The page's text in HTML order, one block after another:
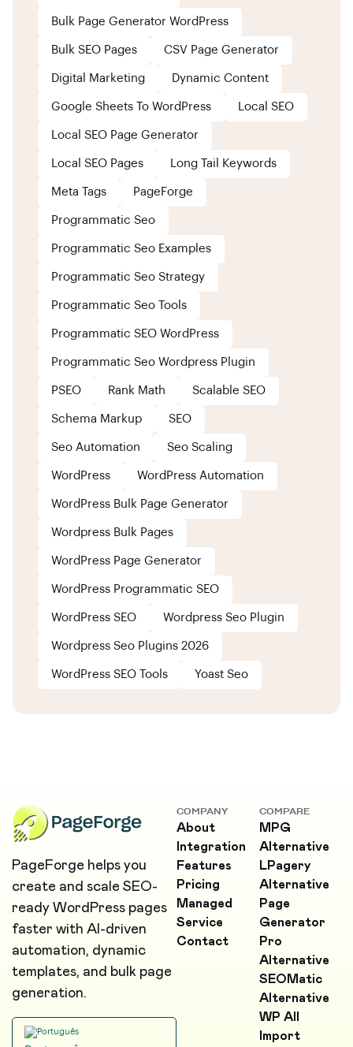
Bulk Page Generator WordPress
Bulk SEO Pages CSV Page Generator
Digital Marketing Dynamic Content
Google Sheets To WordPress Local SEO
Local SEO Page Generator
Local SEO Pages Long Tail Keywords
Meta Tags PageForge
Programmatic Seo
Programmatic Seo Examples
Programmatic Seo Strategy
Programmatic Seo Tools
Programmatic SEO WordPress
Programmatic Seo Wordpress Plugin
PSEO Rank Math Scalable SEO
Schema Markup SEO
Seo Automation Seo Scaling
WordPress WordPress Automation
WordPress Bulk Page Generator
Wordpress Bulk Pages
WordPress Page Generator
WordPress Programmatic SEO
WordPress SEO Wordpress Seo Plugin
Wordpress Seo Plugins 2026
WordPress SEO Tools Yoast Seo
PageForge helps you
create and scale SEO-
ready WordPress pages
faster with AI-driven
automation, dynamic
templates, and bulk page
generation.
COMPANY
About
Integration
Features
Pricing
Managed
Service
Contact
COMPARE
MPG
Alternative
LPagery
Alternative
Page
Generator
Pro
Alternative
SEOMatic
Alternative
WP All
Import